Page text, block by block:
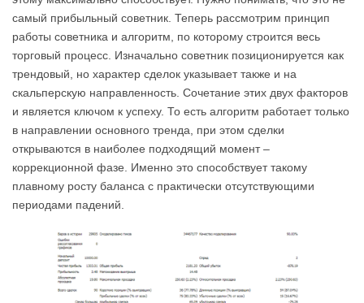
самый прибыльный советник. Теперь рассмотрим принцип
работы советника и алгоритм, по которому строится весь
торговый процесс. Изначально советник позиционируется как
трендовый, но характер сделок указывает также и на
скальперскую направленность. Сочетание этих двух факторов
и является ключом к успеху. То есть алгоритм работает только
в направлении основного тренда, при этом сделки
открываются в наиболее подходящий момент –
коррекционной фазе. Именно это способствует такому
плавному росту баланса с практически отсутствующими
периодами падений.